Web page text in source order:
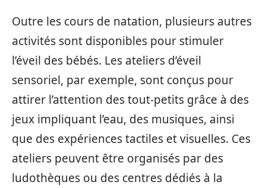
Outre les cours de natation, plusieurs autres
activités sont disponibles pour stimuler
l’éveil des bébés. Les ateliers d’éveil
sensoriel, par exemple, sont conçus pour
attirer l’attention des tout-petits grâce à des
jeux impliquant l’eau, des musiques, ainsi
que des expériences tactiles et visuelles. Ces
ateliers peuvent être organisés par des
ludothèques ou des centres dédiés à la